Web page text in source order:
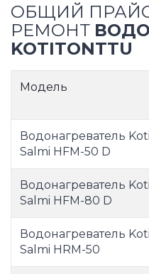
ОБЩИЙ
РЕМОНТ
KOTITONTTU
Модель
Водонагреватель
Salmi HFM-50 D
Водонагреватель
Salmi HFM-80 D
Водонагреватель
Salmi HRM-50